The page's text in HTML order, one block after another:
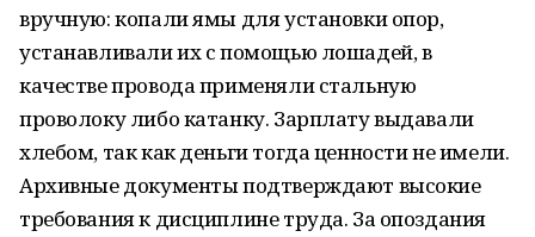
вручную: копали ямы для установки опор,
устанавливали их с помощью лошадей, в
качестве провода применяли стальную
проволоку либо катанку. Зарплату выдавали
хлебом, так как деньги тогда ценности не имели.
Архивные документы подтверждают высокие
требования к дисциплине труда. За опоздания